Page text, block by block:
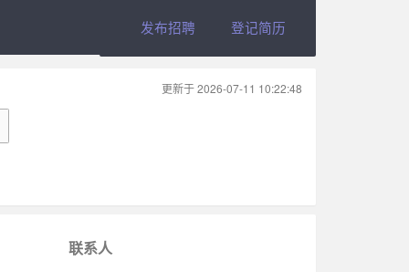
发布招聘 登记简历
更新于 2026-07-11 10:22:48
联系人